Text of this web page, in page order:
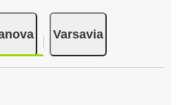
Varsavia